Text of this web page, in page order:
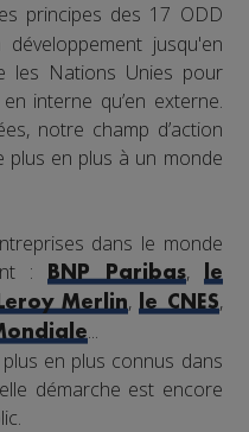
principes des 17 ODD
jusqu'en
les Nations Unies pour
interne qu’en externe.
notre champ d’action
plus en plus à un monde
dans le monde
:
BNP Paribas,
le
Leroy Merlin, le CNES,
...
en plus connus dans
démarche est encore